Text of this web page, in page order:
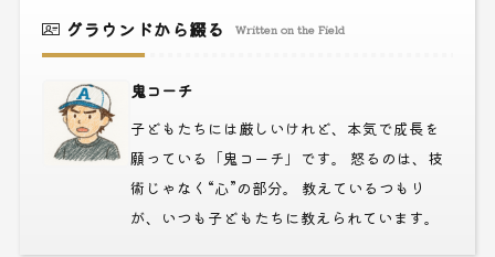
グラウンドから綴る Written on the Field
鬼コーチ
子どもたちには厳しいけれど、本気で成長を
願っている「鬼コーチ」です。 怒るのは、技
術じゃなく“心”の部分。 教えているつもり
が、いつも子どもたちに教えられています。